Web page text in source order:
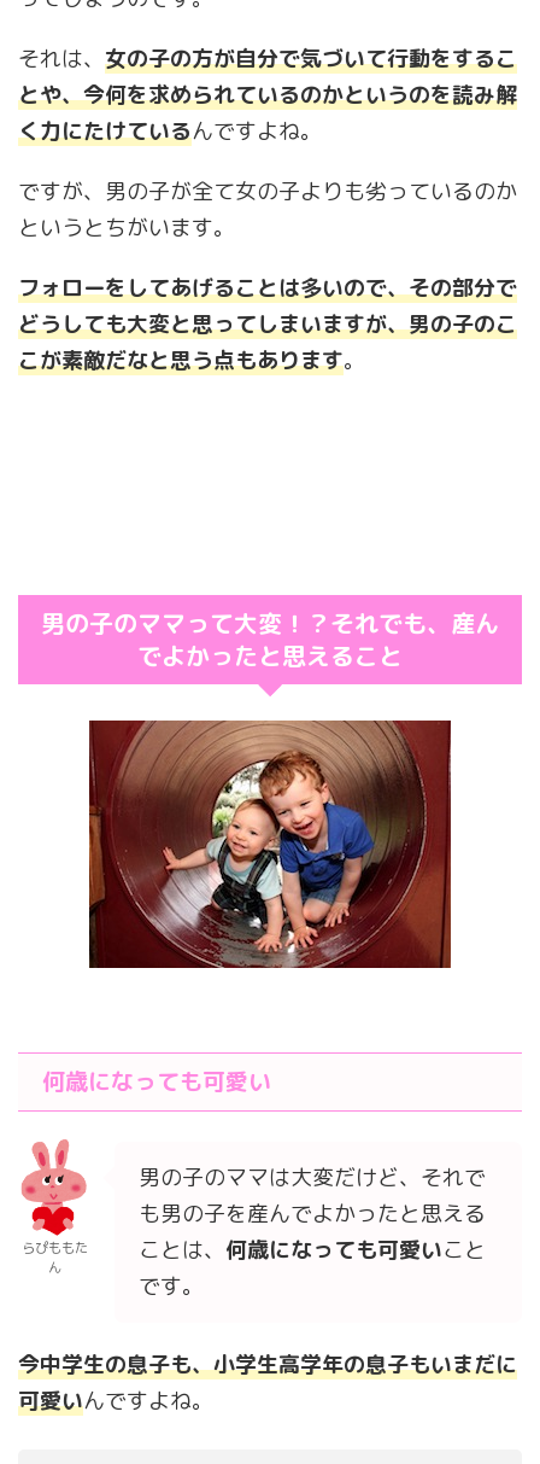
それは、 女の子の方が自分で気づいて行動をするこ
とや、今何を求められているのかというのを読み解
く力にたけているんですよね。
ですが、男の子が全て女の子よりも劣っているのか
というとちがいます。
フォローをしてあげることは多いので、その部分で
どうしても大変と思ってしまいますが、男の子のこ
こが素敵だなと思う点もあります。
男の子のママって大変！？それでも、産ん
でよかったと思えること
何歳になっても可愛い
らぴももた
ん
男の子のママは大変だけど、それで
も男の子を産んでよかったと思える
ことは、 何歳になっても可愛いこと
です。
今中学生の息子も、小学生高学年の息子もいまだに
可愛いんですよね。